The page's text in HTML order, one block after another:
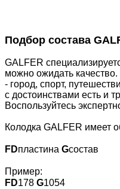
Подбор состава
GALFER
можно ожидать
- город, спорт,
с достоинствами есть и
Воспользуйтесь
Колодка GALFER имеет
FDпластина Gсостав
Пример:
FD178 G1054